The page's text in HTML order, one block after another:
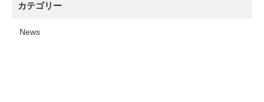
カテゴリー
News